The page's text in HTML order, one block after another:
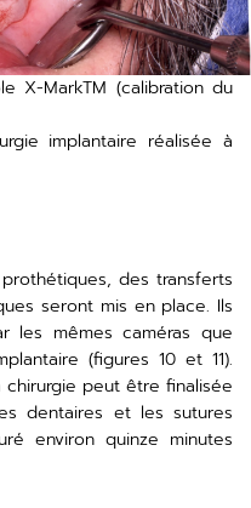
X-MarkTM (calibration du
implantaire réalisée à
des transferts
seront mis en place. Ils
les mêmes caméras que
(figures 10 et 11).
peut être finalisée
dentaires et les sutures
environ quinze minutes